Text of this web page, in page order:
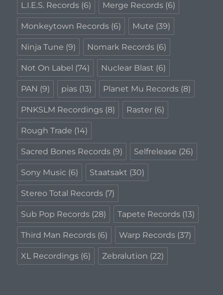
L.I.E.S. Records (6) Merge Records (6)
Monkeytown Records (6) Mute (39)
Ninja Tune (9) Nomark Records (6)
Not On Label (74) Nuclear Blast (6)
PAN (9) pias (13) Planet Mu Records (8)
PNKSLM Recordings (8) Raster (6)
Rough Trade (14)
Sacred Bones Records (9) Selfrelease (26)
Sony Music (6) Staatsakt (30)
Stereo Total Records (7)
Sub Pop Records (28) Tapete Records (13)
Third Man Records (6) Warp Records (37)
XL Recordings (6) Zebralution (22)